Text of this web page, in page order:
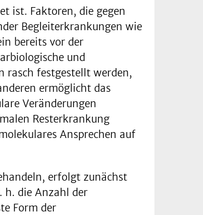
ist. Faktoren, die gegen
Begleiterkrankungen wie
bereits vor der
und
rasch festgestellt werden,
ermöglicht das
Veränderungen
Resterkrankung
Ansprechen auf
erfolgt zunächst
h. die Anzahl der
Form der